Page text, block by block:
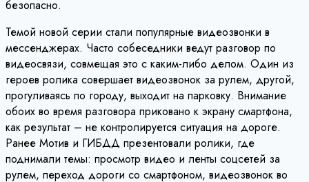
безопасно.
Темой новой серии стали популярные видеозвонки в
мессенджерах. Часто собеседники ведут разговор по
видеосвязи, совмещая это с каким-либо делом. Один из
героев ролика совершает видеозвонок за рулем, другой,
прогуливаясь по городу, выходит на парковку. Внимание
обоих во время разговора приковано к экрану смартфона,
как результат – не контролируется ситуация на дороге.
Ранее Мотив и ГИБДД презентовали ролики, где
поднимали темы: просмотр видео и ленты соцсетей за
рулем, переход дороги со смартфоном, видеозвонок во